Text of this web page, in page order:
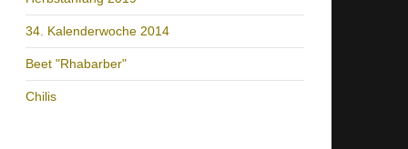
34. Kalenderwoche 2014
Beet "Rhabarber"
Chilis